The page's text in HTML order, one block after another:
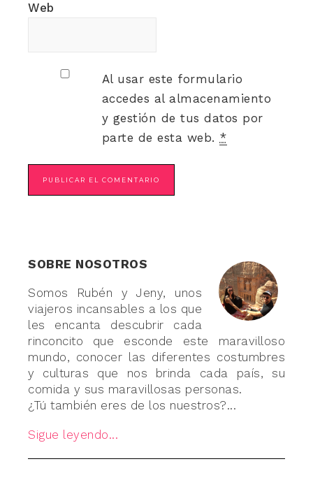
Web
Al usar este formulario
accedes al almacenamiento
y gestión de tus datos por
parte de esta web. *
SOBRE NOSOTROS
Somos Rubén y Jeny, unos
viajeros incansables a los que
les encanta descubrir cada
rinconcito que esconde este maravilloso
mundo, conocer las diferentes costumbres
y culturas que nos brinda cada país, su
comida y sus maravillosas personas.
¿Tú también eres de los nuestros?...
Sigue leyendo...